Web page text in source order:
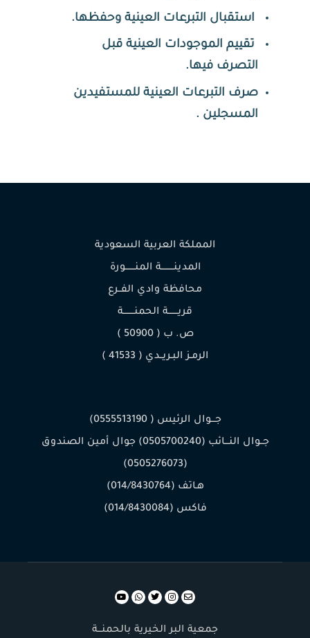
استقبال التبرعات العينية وحفظها.
تقييم الموجودات العينية قبل
التصرف فيها.
صرف التبرعات العينية للمستفيدين
المسجلين .
المملكة العربية السعودية
المدينـــــــــة المنـــــــورة
محافظة وادي الفــرع
قريـــــــة الحمنــــــــة
ص. ب ( 50900 )
الرمـز البـريــدي ( 41533 )
جـــوال الرئيس ( 0555513190)
جــوال النـــائب (0505700240) جوال أمين الصندوق
(0505276073)
هـاتف (014/8430764)
فاكس (014/8430084)
جمعية البر الخيرية بالحمنـــة